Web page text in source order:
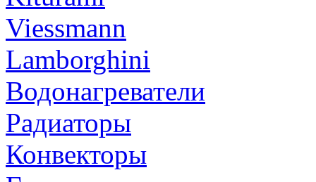
Viessmann
Lamborghini
Водонагреватели
Радиаторы
Конвекторы